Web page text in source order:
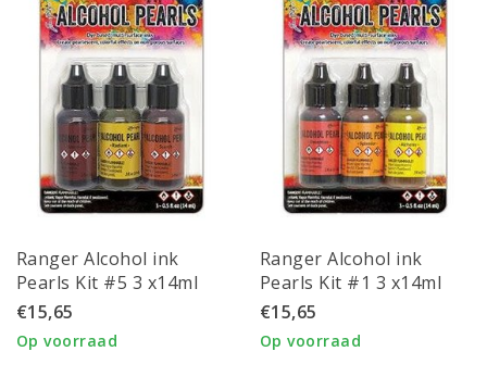
Ranger Alcohol ink
Pearls Kit #5 3 x14ml
Intense, Radiant, Scorch
€15,65
Op voorraad
Ranger Alcohol ink
Pearls Kit #1 3 x14ml
Deception, Splendor,
Alchemy
€15,65
Op voorraad